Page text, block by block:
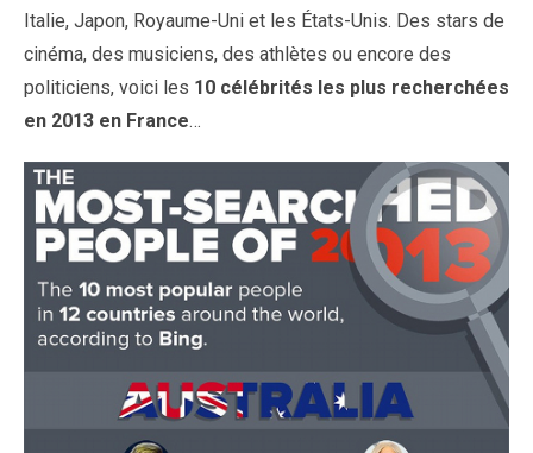
Italie, Japon, Royaume-Uni et les États-Unis. Des stars de
cinéma, des musiciens, des athlètes ou encore des
politiciens, voici les 10 célébrités les plus recherchées
en 2013 en France…